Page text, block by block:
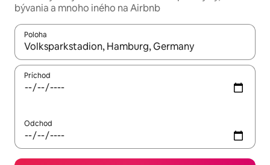
bývania a mnoho iného na Airbnb
Poloha
Keď budú výsledky k dispozícii, môžete si ich prechádzať
Príchod
Odchod